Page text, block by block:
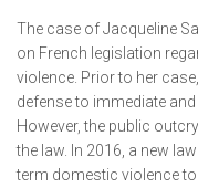
The case of Jacqueline
on French legislation
violence. Prior to her
defense to immediate
However, the public
the law. In 2016, a new
term domestic violence